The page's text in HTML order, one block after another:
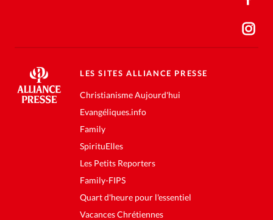
LES SITES ALLIANCE PRESSE
Christianisme Aujourd'hui
Evangéliques.info
Family
SpirituElles
Les Petits Reporters
Family-FIPS
Quart d'heure pour l'essentiel
Vacances Chrétiennes